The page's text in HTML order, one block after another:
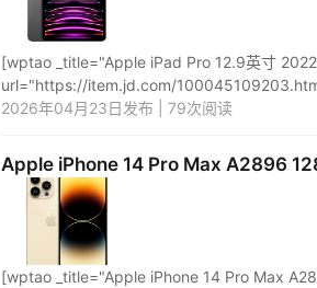
[wptao _title="Apple iPad Pro 12.9英寸
url="https://item.jd.com/
2026年04月23日发布 | 79次阅读
Apple iPhone 14 Pro Max A2896
[wptao _title="Apple iPhone 14 Pro Max